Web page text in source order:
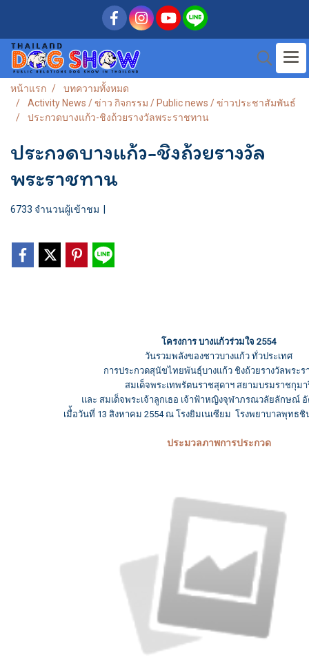
หน้าแรก
บทความทั้งหมด
Activity News / ข่าว กิจกรรม / Public news / ข่าวประชาสัมพันธ์
ประกวดบางแก้ว-ชิงถ้วยรางวัลพระราชทาน
ประกวดบางแก้ว-ชิงถ้วยรางวัล
พระราชทาน
6733 จำนวนผู้เข้าชม
โครงการ บางแก้วร่วมใจ 2554
วันรวมพลังของชาวบางแก้ว ทั่วประเทศ
การประกวดสุนัขไทยพันธุ์บางแก้ว ชิงถ้วยรางวัลพระ
สมเด็จพระเทพรัตนราชสุดาฯ สยามบรมราชกุมา
และ สมเด็จพระเจ้าลูกเธอ เจ้าฟ้าหญิงจุฬาภรณวลัยลักษณ์
เมื่้อวันที่ 13 สิงหาคม 2554 ณ โรงยิมเนเซียม โรงพยาบาลพุทธ
ประมวลภาพการประกวด